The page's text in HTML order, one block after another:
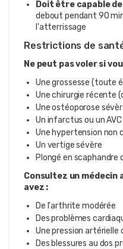
Doit être capable de
debout pendant 90
l'atterrissage
Restrictions de
Ne peut pas voler si
Une grossesse (toute
Une chirurgie récente
Une ostéoporose
Un infarctus ou un
Une hypertension non
Un vertige sévère
Plongé en scaphandre
Consultez un médecin
avez :
De l'arthrite modérée
Des problèmes
Une pression artérielle
Des blessures au dos